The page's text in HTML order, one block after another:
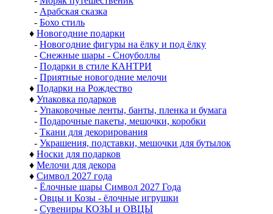
- Арабская сказка
- Бохо стиль
♦ Новогодние подарки
- Новогодние фигуры на ёлку и под ёлку
- Снежные шары - Сноуболлы
- Подарки в стиле КАНТРИ
- Приятные новогодние мелочи
♦ Подарки на Рождество
♦ Упаковка подарков
- Упаковочные ленты, банты, пленка и бумага
- Подарочные пакеты, мешочки, коробки
- Ткани для декорирования
- Украшения, подставки, мешочки для бутылок
♦ Носки для подарков
♦ Мелочи для декора
♦ Символ 2027 года
- Ёлочные шары Символ 2027 Года
- Овцы и Козы - ёлочные игрушки
- Сувениры КОЗЫ и ОВЦЫ